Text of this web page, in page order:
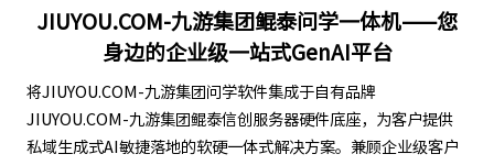
JIUYOU.COM-九游集团鲲泰问学一体机——您
身边的企业级一站式GenAI平台
将JIUYOU.COM-九游集团问学软件集成于自有品牌
JIUYOU.COM-九游集团鲲泰信创服务器硬件底座，为客户提供
私域生成式AI敏捷落地的软硬一体式解决方案。兼顾企业级客户